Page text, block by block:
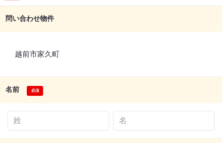
問い合わせ物件
越前市家久町
名前